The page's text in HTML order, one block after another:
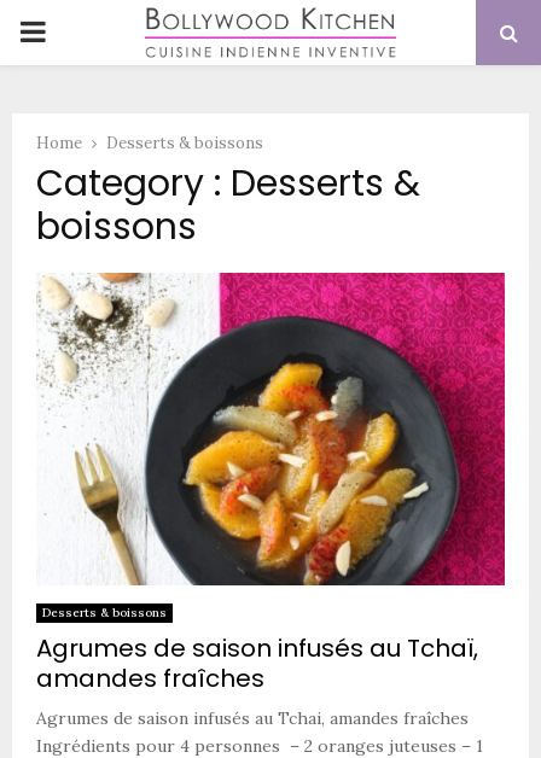
PRIMARY
Home Desserts & boissons
Category : Desserts &
boissons
Desserts & boissons
Agrumes de saison infusés au Tchaï,
amandes fraîches
Agrumes de saison infusés au Tchai, amandes fraîches
Ingrédients pour 4 personnes – 2 oranges juteuses – 1